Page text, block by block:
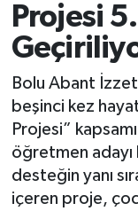
Projesi
Bolu Abant
beşinci kez
Projesi”
öğretmen
desteğin yanı
içeren proje,
Tüm
Son Dakika
Haber Arşivi